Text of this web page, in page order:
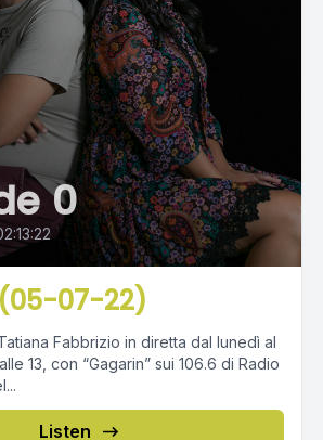
0
07-22)
Fabbrizio in diretta dal lunedì al
13, con “Gagarin” sui 106.6 di Radio
Listen